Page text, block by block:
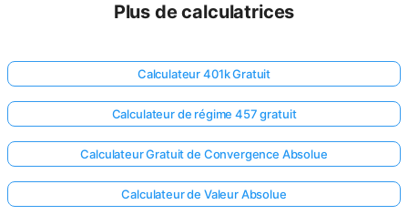
Plus de calculatrices
Calculateur 401k Gratuit
Calculateur de régime 457 gratuit
Calculateur Gratuit de Convergence Absolue
Calculateur de Valeur Absolue